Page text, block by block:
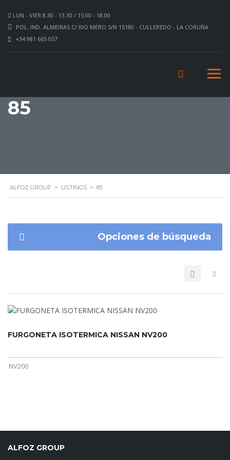
LUN - VIER 8.30 - 13.30 / 15.00 - 18.00
POL. IND. ALMEIRAS C/ RIO MERO S/N 15180 - CULLEREDO - LA CORUÑA
+34 981 665 057
85
ALFOZ GROUP > LISTINGS > 85
Opciones de búsqueda
FURGONETA ISOTERMICA NISSAN NV200
NV200
ALFOZ GROUP